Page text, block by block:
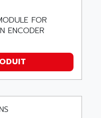
FOR
ENCODER